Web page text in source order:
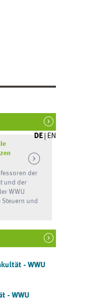
DE EN
der
und der
WWU
und
- WWU
- WWU